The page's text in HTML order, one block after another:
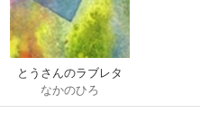
とうさんのラブレタ
ー
なかのひろ